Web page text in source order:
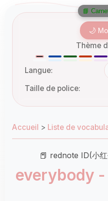
🌙
Thème
Langue:
Taille de police:
Accueil > Liste de
📕 rednote ID(小
everybody -
📘